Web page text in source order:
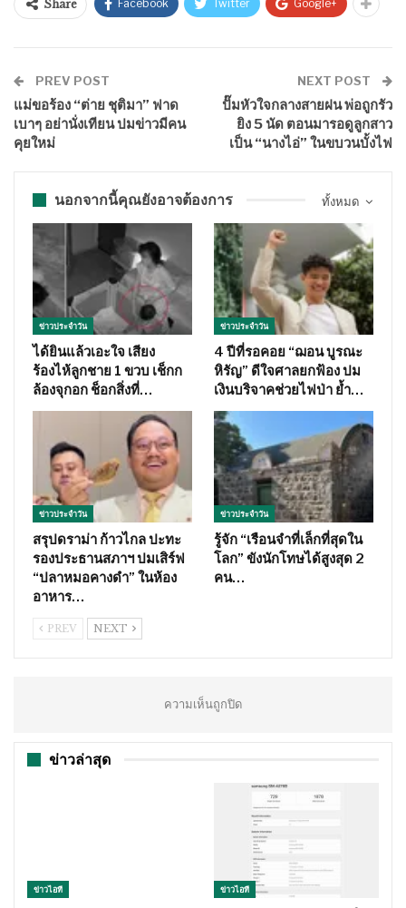
Share Facebook Twitter Google+
PREV POST
แม่ขอร้อง “ต่าย ชุติมา” ฟาด
เบาๆ อย่านั่งเทียน ปมข่าวมีคน
คุยใหม่
NEXT POST
ปั๊มหัวใจกลางสายฝน พ่อถูกรัว
ยิง 5 นัด ตอนมารอดูลูกสาว
เป็น “นางไอ่” ในขบวนบั้งไฟ
ทั้งหมด
นอกจากนี้คุณยังอาจต้องการ
ข่าวประจำวัน
ได้ยินแล้วเอะใจ เสียง
ร้องไห้ลูกชาย 1 ขวบ เช็กก
ล้องจุกอก ช็อกสิ่งที่…
ข่าวประจำวัน
4 ปีที่รอคอย “ฌอน บูรณะ
หิรัญ” ดีใจศาลยกฟ้อง ปม
เงินบริจาคช่วยไฟป่า ย้ำ…
ข่าวประจำวัน
สรุปดราม่า ก้าวไกล ปะทะ
รองประธานสภาฯ ปมเสิร์ฟ
“ปลาหมอคางดำ” ในห้อง
อาหาร…
ข่าวประจำวัน
รู้จัก “เรือนจำที่เล็กที่สุดใน
โลก” ขังนักโทษได้สูงสุด 2
คน…
PREV NEXT
ความเห็นถูกปิด
ข่าวล่าสุด
ข่าวไอที ข่าวไอที